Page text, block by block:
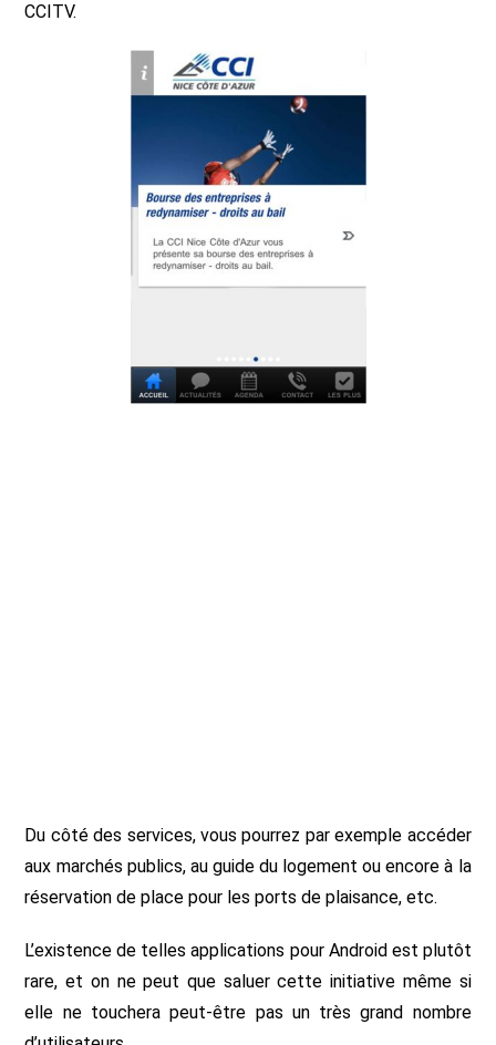
CCITV.
Du côté des services, vous pourrez par exemple accéder
aux marchés publics, au guide du logement ou encore à la
réservation de place pour les ports de plaisance, etc.
L’existence de telles applications pour Android est plutôt
rare, et on ne peut que saluer cette initiative même si
elle ne touchera peut-être pas un très grand nombre